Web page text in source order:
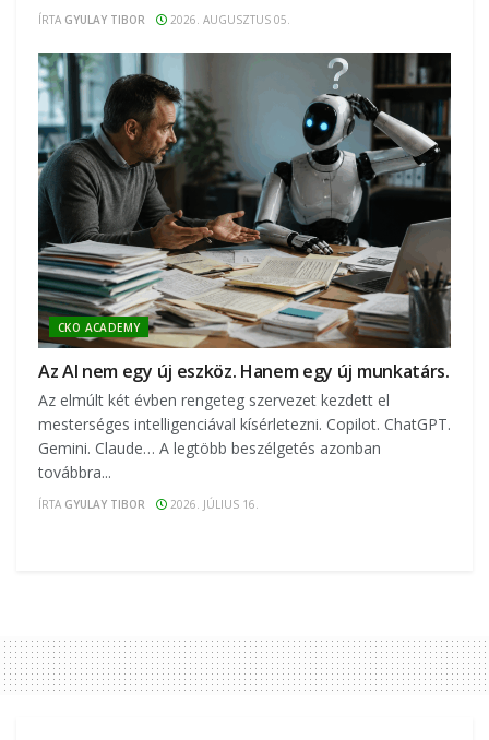
ÍRTA GYULAY TIBOR 2026. AUGUSZTUS 05.
CKO ACADEMY
Az AI nem egy új eszköz. Hanem egy új munkatárs.
Az elmúlt két évben rengeteg szervezet kezdett el
mesterséges intelligenciával kísérletezni. Copilot. ChatGPT.
Gemini. Claude… A legtöbb beszélgetés azonban
továbbra...
ÍRTA GYULAY TIBOR 2026. JÚLIUS 16.